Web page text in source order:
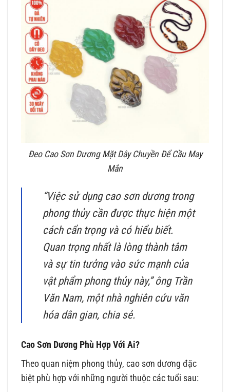
Đeo Cao Sơn Dương Mặt Dây Chuyền Để Cầu May
Mắn
“Việc sử dụng cao sơn dương trong
phong thủy cần được thực hiện một
cách cẩn trọng và có hiểu biết.
Quan trọng nhất là lòng thành tâm
và sự tin tưởng vào sức mạnh của
vật phẩm phong thủy này,” ông Trần
Văn Nam, một nhà nghiên cứu văn
hóa dân gian, chia sẻ.
Cao Sơn Dương Phù Hợp Với Ai?
Theo quan niệm phong thủy, cao sơn dương đặc
biệt phù hợp với những người thuộc các tuổi sau: